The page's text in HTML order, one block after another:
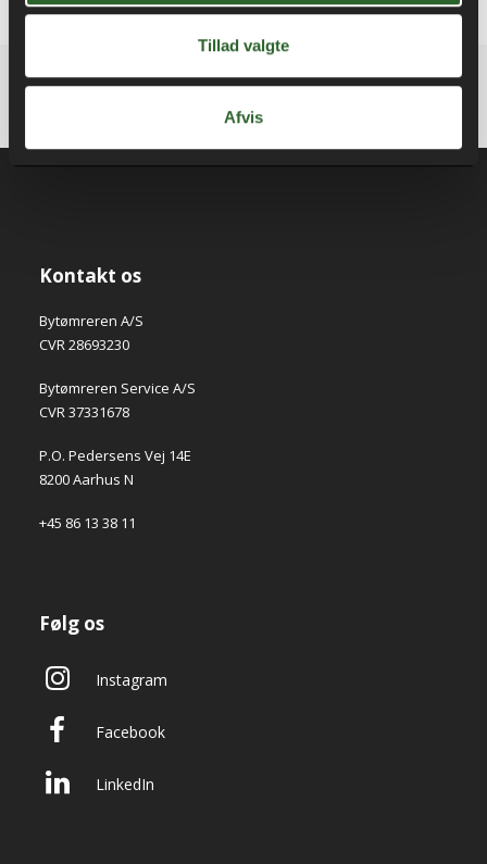
Tillad valgte
Afvis
Kontakt os
Bytømreren A/S
CVR 28693230
Bytømreren Service A/S
CVR 37331678
P.O. Pedersens Vej 14E
8200 Aarhus N
+45 86 13 38 11
Følg os
Instagram
Facebook
LinkedIn